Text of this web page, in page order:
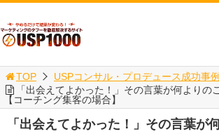
TOP
USPコンサル・プロデュース成功事例
「出会えてよかった！」その言葉が何よりの
【コーチング集客の場合】
「出会えてよかった！」その言葉が